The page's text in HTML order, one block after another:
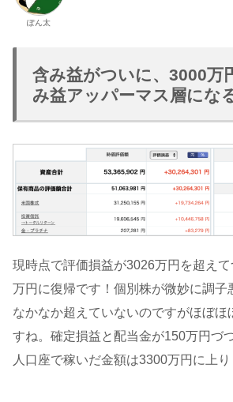
ぽん太
含み益がついに、3000万
み益アッパーマス層になる
現時点で評価損益が3026万円を超え
万円に復帰です！個別株が微妙に調子
なかなか超えていないのですがほぼほ
すね。確定損益と配当金が150万円づ
人口座で稼いだ金額は3300万円に上り